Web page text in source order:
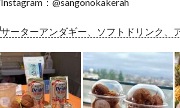
サーターアンダギー、ソフトドリンク、